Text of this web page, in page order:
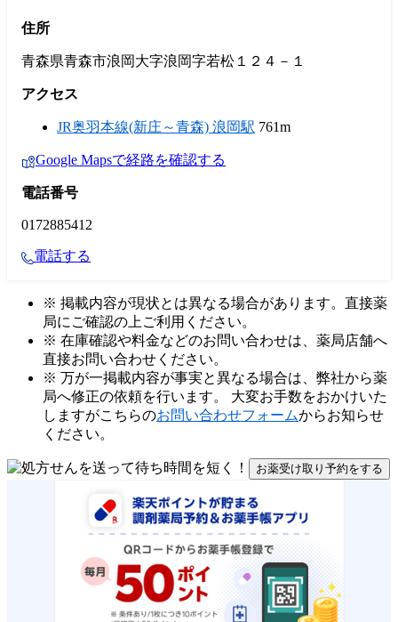
住所
青森県青森市浪岡大字浪岡字若松１２４－１
アクセス
JR奥羽本線(新庄～青森) 浪岡駅 761m
Google Mapsで経路を確認する
電話番号
0172885412
電話する
※ 掲載内容が現状とは異なる場合があります。直接薬
局にご確認の上ご利用ください。
※ 在庫確認や料金などのお問い合わせは、薬局店舗へ
直接お問い合わせください。
※ 万が一掲載内容が事実と異なる場合は、弊社から薬
局へ修正の依頼を行います。 大変お手数をおかけいた
しますがこちらのお問い合わせフォームからお知らせ
ください。
お薬受け取り予約をする